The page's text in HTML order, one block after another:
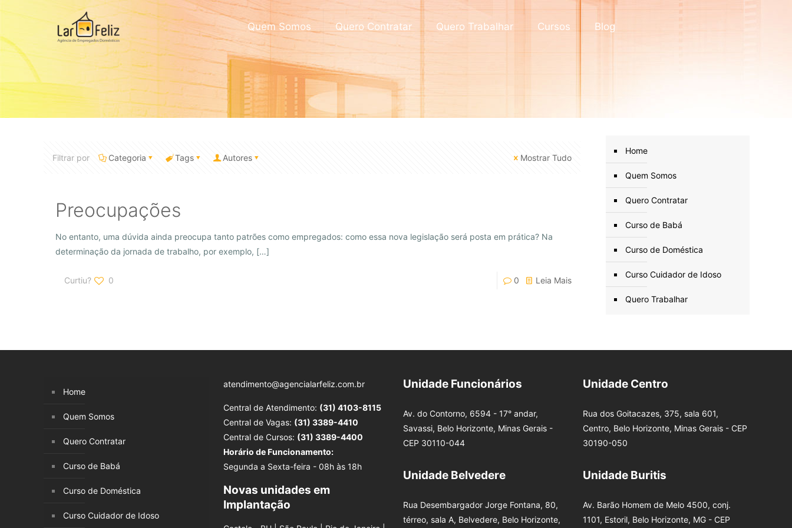
Quem Somos Quero Contratar Quero Trabalhar Cursos Blog
Filtrar por Categoria Tags Autores Mostrar Tudo
Preocupações
No entanto, uma dúvida ainda preocupa tanto patrões como empregados: como essa nova legislação será posta em prática? Na
determinação da jornada de trabalho, por exemplo, […]
Curtiu? 0 0 Leia Mais
Home
Quem Somos
Quero Contratar
Curso de Babá
Curso de Doméstica
Curso Cuidador de Idoso
Quero Trabalhar
Home
Quem Somos
Quero Contratar
Curso de Babá
Curso de Doméstica
Curso Cuidador de Idoso
atendimento@agencialarfeliz.com.br
Central de Atendimento: (31) 4103-8115
Central de Vagas: (31) 3389-4410
Central de Cursos: (31) 3389-4400
Horário de Funcionamento:
Segunda a Sexta-feira - 08h às 18h
Novas unidades em
Implantação
Unidade Funcionários
Av. do Contorno, 6594 - 17° andar,
Savassi, Belo Horizonte, Minas Gerais -
CEP 30110-044
Unidade Belvedere
Rua Desembargador Jorge Fontana, 80,
térreo, sala A, Belvedere, Belo Horizonte,
Unidade Centro
Rua dos Goitacazes, 375, sala 601,
Centro, Belo Horizonte, Minas Gerais - CEP
30190-050
Unidade Buritis
Av. Barão Homem de Melo 4500, conj.
1101, Estoril, Belo Horizonte, MG - CEP